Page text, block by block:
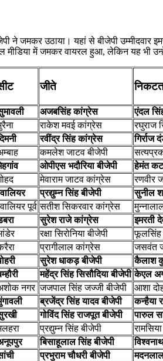
जमकर उठाया। यहां से बीजेपी उम्मीदवार
मीडिया में जमकर वायरल हुआ, लेकिन यह भी
जीते
अजबसिंह कांग्रेस एंदल
राकेश मवई कांग्रेस रघुराज
रवींद्र सिंह कांग्रेस गिर्राज
कमलेश जाटव बीजेपी
ओपीएस भदौरिया बीजेपी हेमंत
मेवाराम जाटव कांग्रेस रणवीर
प्रद्युम्न सिंह बीजेपी सुनील
पूर्व सतीश सिकरवार कांग्रेस
सुरेश राजे कांग्रेस इमरती
रक्षा सिरोनिया बीजेपी फूलसिंह
प्रागीलाल कांग्रेस जसवंत
सुरेश धाकड़ बीजेपी कैलाश
महेंद्र सिंह सिसौदिया बीजेपी केएल
नगर जजपाल सिंह जज्जी बीजेपी आशा
ब्रजेंद्र सिंह यादव बीजेपी कन्हैया
गोविंद सिंह राजपूत बीजेपी पारुल
प्रद्युम्न सिंह बीजेपी
बिसाहूलाल सिंह बीजेपी
प्रभुराम चौधरी बीजेपी